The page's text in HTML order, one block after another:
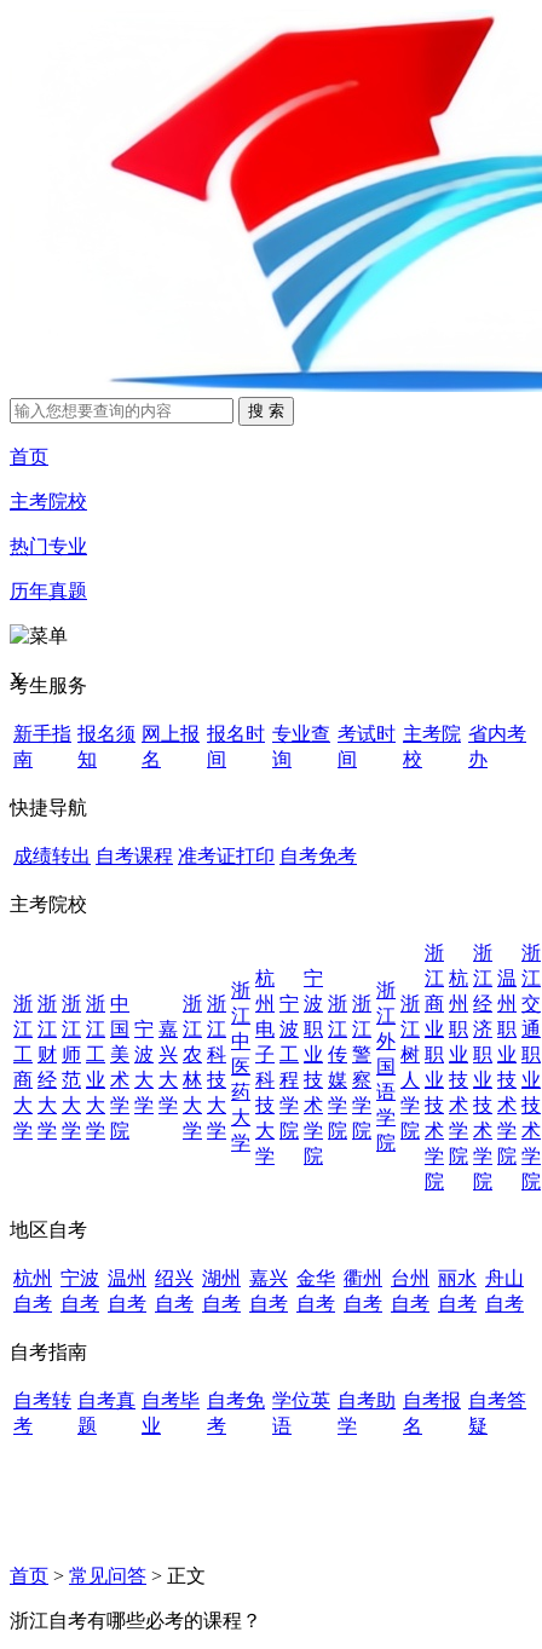
首页
主考院校
热门专业
历年真题
X
考生服务
新手指
南
报名须
知
网上报
名
报名时
间
专业查
询
考试时
间
主考院
校
省内考
办
快捷导航
成绩转出 自考课程 准考证打印 自考免考
主考院校
浙
江
工
商
大
学
浙
江
财
经
大
学
浙
江
师
范
大
学
浙
江
工
业
大
学
中
国
美
术
学
院
宁
波
大
学
嘉
兴
大
学
浙
江
农
林
大
学
浙
江
科
技
大
学
浙
江
中
医
药
大
学
杭
州
电
子
科
技
大
学
宁
波
工
程
学
院
宁
波
职
业
技
术
学
院
浙
江
传
媒
学
院
浙
江
警
察
学
院
浙
江
外
国
语
学
院
浙
江
树
人
学
院
浙
江
商
业
职
业
技
术
学
院
杭
州
职
业
技
术
学
院
浙
江
经
济
职
业
技
术
学
院
温
州
职
业
技
术
学
院
浙
江
交
通
职
业
技
术
学
院
地区自考
杭州
自考
宁波
自考
温州
自考
绍兴
自考
湖州
自考
嘉兴
自考
金华
自考
衢州
自考
台州
自考
丽水
自考
舟山
自考
自考指南
自考转
考
自考真
题
自考毕
业
自考免
考
学位英
语
自考助
学
自考报
名
自考答
疑
首页 > 常见问答 > 正文
浙江自考有哪些必考的课程？